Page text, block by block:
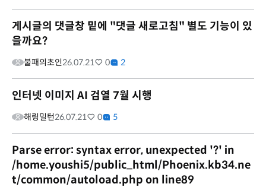
게시글의 댓글창 밑에 "댓글 새로고침" 별도 기능이 있
을까요?
불패의초인26.07.21 0 2
인터넷 이미지 AI 검열 7월 시행
해링밀턴26.07.21 0 5
Parse error: syntax error, unexpected '?' in
/home.youshi5/public_html/Phoenix.kb34.ne
t/common/autoload.php on line89